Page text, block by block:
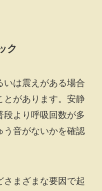
ク
いは震えがある場合
とがあります。安静
段より呼吸回数が多
う音がないかを確認
さまざまな要因で起